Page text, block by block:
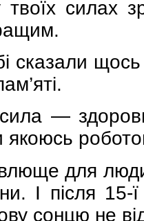
твоїх силах
сказали
—
якоюсь
для
І після
сонцю не